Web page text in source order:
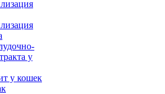
у
у кошек